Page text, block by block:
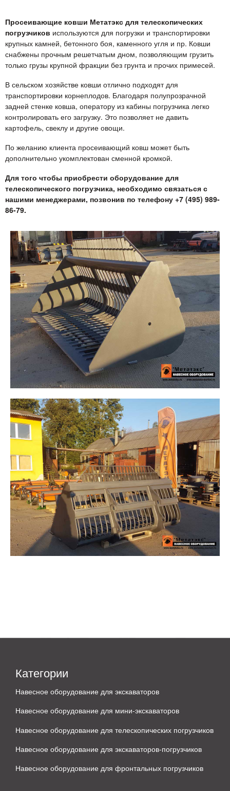
Просеивающие ковши Метатэкс для телескопических
погрузчиков используются для погрузки и транспортировки
крупных камней, бетонного боя, каменного угля и пр. Ковши
снабжены прочным решетчатым дном, позволяющим грузить
только грузы крупной фракции без грунта и прочих примесей.
В сельском хозяйстве ковши отлично подходят для
транспортировки корнеплодов. Благодаря полупрозрачной
задней стенке ковша, оператору из кабины погрузчика легко
контролировать его загрузку. Это позволяет не давить
картофель, свеклу и другие овощи.
По желанию клиента просеивающий ковш может быть
дополнительно укомплектован сменной кромкой.
Для того чтобы приобрести оборудование для
телескопического погрузчика, необходимо связаться с
нашими менеджерами, позвонив по телефону +7 (495) 989-
86-79.
Категории
Навесное оборудование для экскаваторов
Навесное оборудование для мини-экскаваторов
Навесное оборудование для телескопических погрузчиков
Навесное оборудование для экскаваторов-погрузчиков
Навесное оборудование для фронтальных погрузчиков